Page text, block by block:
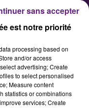
est notre priorité
processing based on
and/or access
advertising; Create
to select personalised
Measure content
statistics or combinations
services; Create
sans accepter